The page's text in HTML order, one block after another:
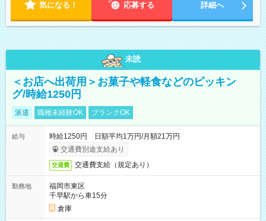
気になる！ 応募する 詳細へ
未読
＜お店へ出荷用＞お菓子や軽食などのピッキン
グ/時給1250円
派遣 職種未経験OK ブランクOK
給与
時給1250円 日額平均1万円/月額21万円
交通費別途支給あり
交通費 交通費支給（規定あり）
勤務地
福岡市東区
千早駅から車15分
倉庫